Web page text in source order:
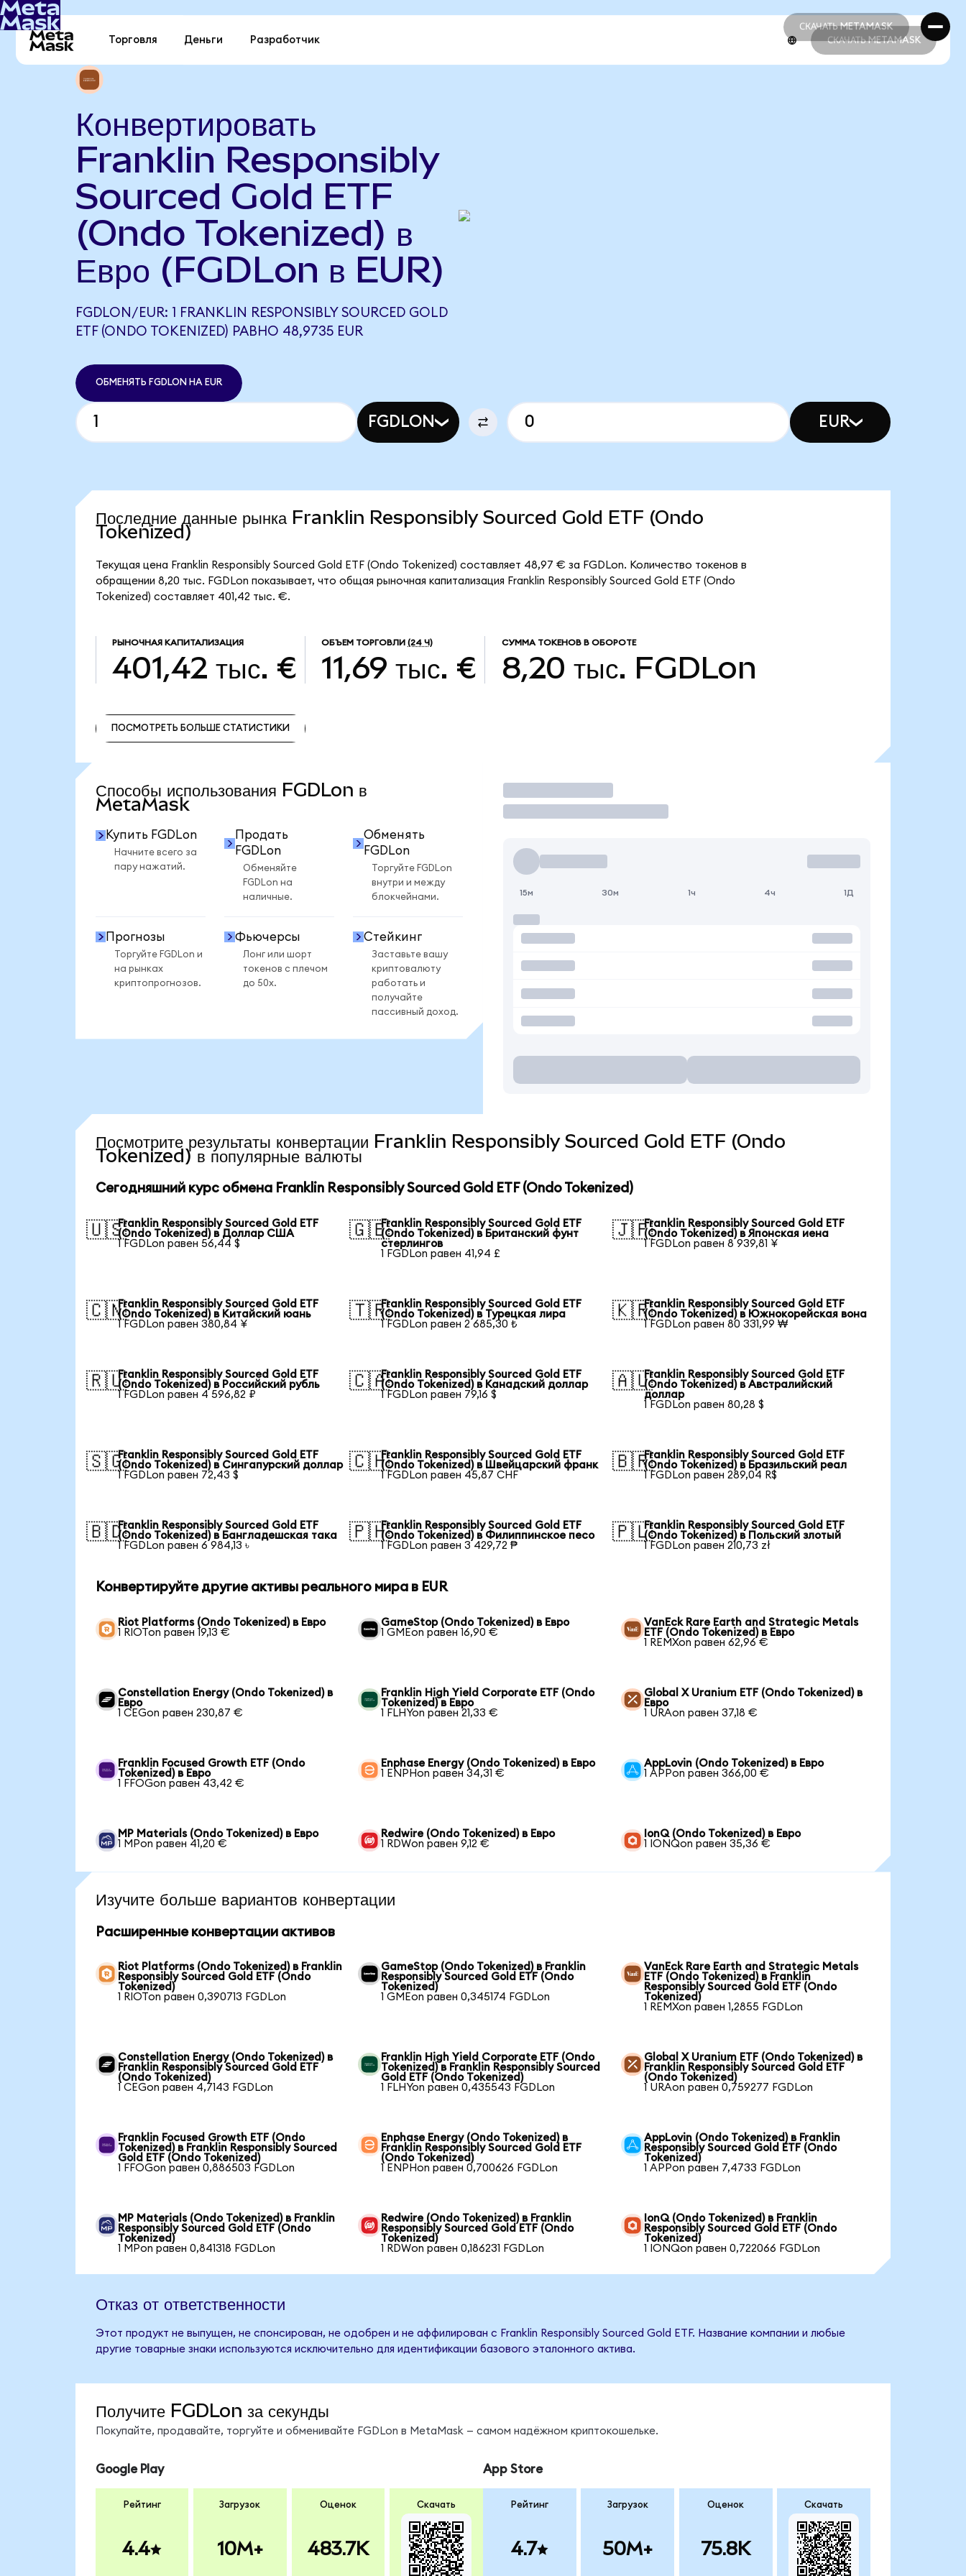
СКАЧАТЬ METAMASK
СКАЧАТЬ METAMASK
Торговля Деньги Разработчик СКАЧАТЬ METAMASK
Конвертировать
Franklin Responsibly
Sourced Gold ETF
(Ondo Tokenized) в
Евро (FGDLon в EUR)
FGDLON/EUR: 1 FRANKLIN RESPONSIBLY SOURCED GOLD
ETF (ONDO TOKENIZED) РАВНО 48,9735 EUR
ОБМЕНЯТЬ FGDLON НА EUR
FGDLON EUR
Последние данные рынка Franklin Responsibly Sourced Gold ETF (Ondo
Tokenized)
Текущая цена Franklin Responsibly Sourced Gold ETF (Ondo Tokenized) составляет 48,97 € за FGDLon. Количество токенов в
обращении 8,20 тыс. FGDLon показывает, что общая рыночная капитализация Franklin Responsibly Sourced Gold ETF (Ondo
Tokenized) составляет 401,42 тыс. €.
РЫНОЧНАЯ КАПИТАЛИЗАЦИЯ
401,42 тыс. €
ОБЪЕМ ТОРГОВЛИ (24 Ч)
11,69 тыс. €
СУММА ТОКЕНОВ В ОБОРОТЕ
8,20 тыс. FGDLon
ПОСМОТРЕТЬ БОЛЬШЕ СТАТИСТИКИ
Способы использования FGDLon в
MetaMask
Купить FGDLon
Начните всего за
пару нажатий.
Продать
FGDLon
Обменяйте
FGDLon на
наличные.
Обменять
FGDLon
Торгуйте FGDLon
внутри и между
блокчейнами.
Прогнозы
Торгуйте FGDLon и
на рынках
криптопрогнозов.
Фьючерсы
Лонг или шорт
токенов с плечом
до 50x.
Стейкинг
Заставьте вашу
криптовалюту
работать и
получайте
пассивный доход.
Торговать
15м 30м 1ч 4ч 1Д
Посмотрите результаты конвертации Franklin Responsibly Sourced Gold ETF (Ondo
Tokenized) в популярные валюты
Сегодняшний курс обмена Franklin Responsibly Sourced Gold ETF (Ondo Tokenized)
🇺🇸Franklin Responsibly Sourced Gold ETF
(Ondo Tokenized) в Доллар США
1 FGDLon равен 56,44 $
🇬🇧Franklin Responsibly Sourced Gold ETF
(Ondo Tokenized) в Британский фунт
стерлингов
1 FGDLon равен 41,94 £
🇯🇵Franklin Responsibly Sourced Gold ETF
(Ondo Tokenized) в Японская иена
1 FGDLon равен 8 939,81 ¥
🇨🇳Franklin Responsibly Sourced Gold ETF
(Ondo Tokenized) в Китайский юань
1 FGDLon равен 380,84 ¥
🇹🇷Franklin Responsibly Sourced Gold ETF
(Ondo Tokenized) в Турецкая лира
1 FGDLon равен 2 685,30 ₺
🇰🇷Franklin Responsibly Sourced Gold ETF
(Ondo Tokenized) в Южнокорейская вона
1 FGDLon равен 80 331,99 ₩
🇷🇺Franklin Responsibly Sourced Gold ETF
(Ondo Tokenized) в Российский рубль
1 FGDLon равен 4 596,82 ₽
🇨🇦Franklin Responsibly Sourced Gold ETF
(Ondo Tokenized) в Канадский доллар
1 FGDLon равен 79,16 $
🇦🇺Franklin Responsibly Sourced Gold ETF
(Ondo Tokenized) в Австралийский
доллар
1 FGDLon равен 80,28 $
🇸🇬Franklin Responsibly Sourced Gold ETF
(Ondo Tokenized) в Сингапурский доллар
1 FGDLon равен 72,43 $
🇨🇭Franklin Responsibly Sourced Gold ETF
(Ondo Tokenized) в Швейцарский франк
1 FGDLon равен 45,87 CHF
🇧🇷Franklin Responsibly Sourced Gold ETF
(Ondo Tokenized) в Бразильский реал
1 FGDLon равен 289,04 R$
🇧🇩Franklin Responsibly Sourced Gold ETF
(Ondo Tokenized) в Бангладешская така
1 FGDLon равен 6 984,13 ৳
🇵🇭Franklin Responsibly Sourced Gold ETF
(Ondo Tokenized) в Филиппинское песо
1 FGDLon равен 3 429,72 ₱
🇵🇱Franklin Responsibly Sourced Gold ETF
(Ondo Tokenized) в Польский злотый
1 FGDLon равен 210,73 zł
Конвертируйте другие активы реального мира в EUR
Riot Platforms (Ondo Tokenized) в Евро
1 RIOTon равен 19,13 €
GameStop (Ondo Tokenized) в Евро
1 GMEon равен 16,90 €
VanEck Rare Earth and Strategic Metals
ETF (Ondo Tokenized) в Евро
1 REMXon равен 62,96 €
Constellation Energy (Ondo Tokenized) в
Евро
1 CEGon равен 230,87 €
Franklin High Yield Corporate ETF (Ondo
Tokenized) в Евро
1 FLHYon равен 21,33 €
Global X Uranium ETF (Ondo Tokenized) в
Евро
1 URAon равен 37,18 €
Franklin Focused Growth ETF (Ondo
Tokenized) в Евро
1 FFOGon равен 43,42 €
Enphase Energy (Ondo Tokenized) в Евро
1 ENPHon равен 34,31 €
AppLovin (Ondo Tokenized) в Евро
1 APPon равен 366,00 €
MP Materials (Ondo Tokenized) в Евро
1 MPon равен 41,20 €
Redwire (Ondo Tokenized) в Евро
1 RDWon равен 9,12 €
IonQ (Ondo Tokenized) в Евро
1 IONQon равен 35,36 €
Изучите больше вариантов конвертации
Расширенные конвертации активов
Riot Platforms (Ondo Tokenized) в Franklin
Responsibly Sourced Gold ETF (Ondo
Tokenized)
1 RIOTon равен 0,390713 FGDLon
GameStop (Ondo Tokenized) в Franklin
Responsibly Sourced Gold ETF (Ondo
Tokenized)
1 GMEon равен 0,345174 FGDLon
VanEck Rare Earth and Strategic Metals
ETF (Ondo Tokenized) в Franklin
Responsibly Sourced Gold ETF (Ondo
Tokenized)
1 REMXon равен 1,2855 FGDLon
Constellation Energy (Ondo Tokenized) в
Franklin Responsibly Sourced Gold ETF
(Ondo Tokenized)
1 CEGon равен 4,7143 FGDLon
Franklin High Yield Corporate ETF (Ondo
Tokenized) в Franklin Responsibly Sourced
Gold ETF (Ondo Tokenized)
1 FLHYon равен 0,435543 FGDLon
Global X Uranium ETF (Ondo Tokenized) в
Franklin Responsibly Sourced Gold ETF
(Ondo Tokenized)
1 URAon равен 0,759277 FGDLon
Franklin Focused Growth ETF (Ondo
Tokenized) в Franklin Responsibly Sourced
Gold ETF (Ondo Tokenized)
1 FFOGon равен 0,886503 FGDLon
Enphase Energy (Ondo Tokenized) в
Franklin Responsibly Sourced Gold ETF
(Ondo Tokenized)
1 ENPHon равен 0,700626 FGDLon
AppLovin (Ondo Tokenized) в Franklin
Responsibly Sourced Gold ETF (Ondo
Tokenized)
1 APPon равен 7,4733 FGDLon
MP Materials (Ondo Tokenized) в Franklin
Responsibly Sourced Gold ETF (Ondo
Tokenized)
1 MPon равен 0,841318 FGDLon
Redwire (Ondo Tokenized) в Franklin
Responsibly Sourced Gold ETF (Ondo
Tokenized)
1 RDWon равен 0,186231 FGDLon
IonQ (Ondo Tokenized) в Franklin
Responsibly Sourced Gold ETF (Ondo
Tokenized)
1 IONQon равен 0,722066 FGDLon
Отказ от ответственности
Этот продукт не выпущен, не спонсирован, не одобрен и не аффилирован с Franklin Responsibly Sourced Gold ETF. Название компании и любые
другие товарные знаки используются исключительно для идентификации базового эталонного актива.
Получите FGDLon за секунды
Покупайте, продавайте, торгуйте и обменивайте FGDLon в MetaMask — самом надёжном криптокошельке.
Google Play
Рейтинг
4.4
Загрузок
10M+
Оценок
483.7K
Скачать
App Store
Рейтинг
4.7
Загрузок
50M+
Оценок
75.8K
Скачать